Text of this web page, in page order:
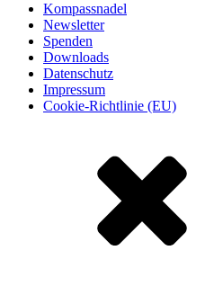
Kompassnadel
Newsletter
Spenden
Downloads
Datenschutz
Impressum
Cookie-Richtlinie (EU)